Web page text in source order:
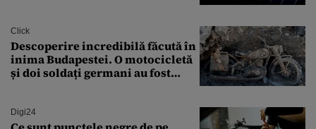
Click
Descoperire incredibilă făcută în
inima Budapestei. O motocicletă
și doi soldați germani au fost
Digi24